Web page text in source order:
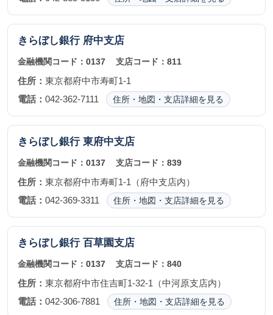
きらぼし銀行 府中支店
金融機関コード： 0137 支店コード：811
住所： 東京都府中市寿町1-1
電話： 042-362-7111 住所・地図・支店詳細を見る
きらぼし銀行 東府中支店
金融機関コード： 0137 支店コード：839
住所： 東京都府中市寿町1-1（府中支店内）
電話： 042-369-3311 住所・地図・支店詳細を見る
きらぼし銀行 百草園支店
金融機関コード： 0137 支店コード：840
住所： 東京都府中市住吉町1-32-1（中河原支店内）
電話： 042-306-7881 住所・地図・支店詳細を見る